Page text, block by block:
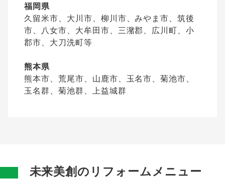
福岡県
久留米市、大川市、柳川市、みやま市、筑後
市、八女市、大牟田市、三潴郡、広川町、小
郡市、大刀洗町等
熊本県
熊本市、荒尾市、山鹿市、玉名市、菊池市、
玉名群、菊池群、上益城群
未来美創のリフォームメニュー